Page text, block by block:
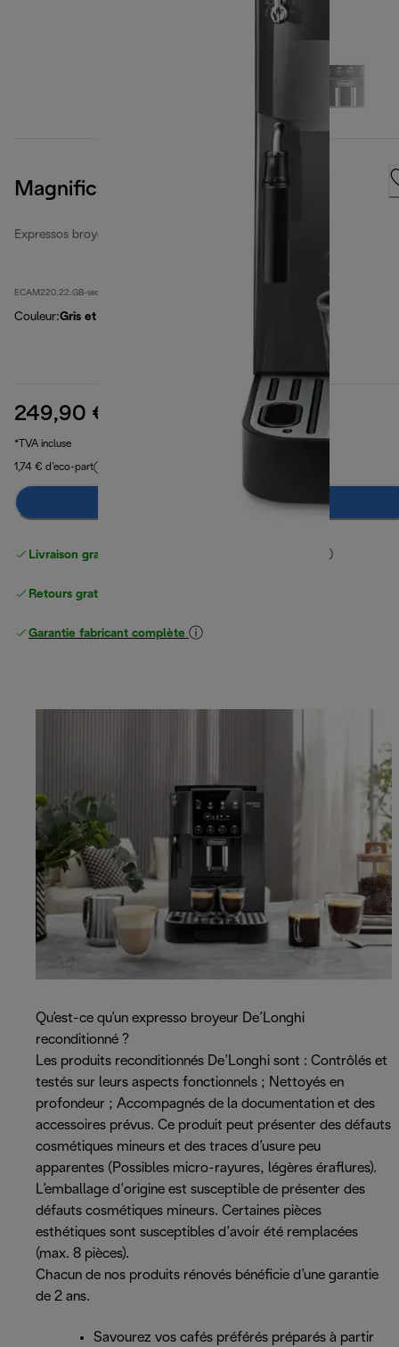
Magnifica Start
Expressos broyeurs automatiques reconditionnés
ECAM220.22.GB-second
Couleur:Gris et noir
249,90 € prix original 399,90 €
*TVA incluse
1,74 € d’eco-part
Préviens-moi
Livraison gratuite standard
Retours gratuits
Garantie fabricant complète
Qu’est-ce qu’un expresso broyeur De’Longhi
reconditionné ?
Les produits reconditionnés De’Longhi sont : Contrôlés et
testés sur leurs aspects fonctionnels ; Nettoyés en
profondeur ; Accompagnés de la documentation et des
accessoires prévus. Ce produit peut présenter des défauts
cosmétiques mineurs et des traces d’usure peu
apparentes (Possibles micro-rayures, légères éraflures).
L’emballage d’origine est susceptible de présenter des
défauts cosmétiques mineurs. Certaines pièces
esthétiques sont susceptibles d’avoir été remplacées
(max. 8 pièces).
Chacun de nos produits rénovés bénéficie d’une garantie
de 2 ans.
Savourez vos cafés préférés préparés à partir